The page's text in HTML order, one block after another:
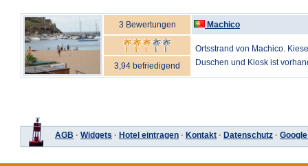
3 Bewertungen Machico
Ortsstrand von Machico.
Duschen und Kiosk ist
3,94 befriedigend
AGB · Widgets · Hotel eintragen · Kontakt · Datenschutz ·